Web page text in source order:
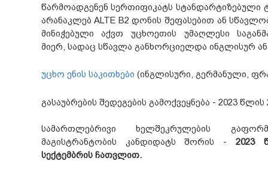
წარმოადგენენ სერთიფიკატს სტანდარტიზებული
არანაკლებ ALTE B2 დონის შეფასებით ან
მინიჭებული აქვთ უცხოეთის უმაღლესი
მიერ, სადაც სწავლა განხორციელდა ინგლისურ ან
უცხო ენის საკითხები (ინგლისური, გერმანული,
გასაუბრების შედეგების გამოქვეყნება - 2023 წლის
სამართლებრივი ხელშეკრულების
მაგისტრანტობის კანდიდატს შორის -2023
სექტემბრის ჩათვლით.